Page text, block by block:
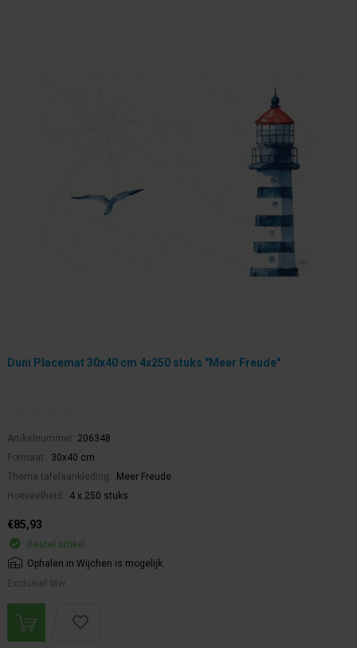
Duni Placemat 30x40 cm 4x250 stuks "Meer Freude"
Artikelnummer: 206348
Formaat:
30x40 cm
Thema tafelaankleding:
Meer Freude
Hoeveelheid:
4 x 250 stuks
€85,93
Bestel artikel.
Ophalen in Wijchen is mogelijk.
Exclusief btw.